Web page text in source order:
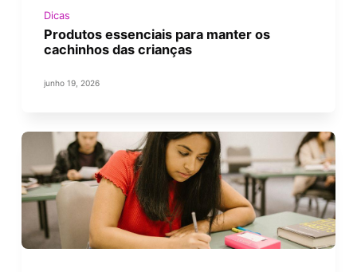
Dicas
Produtos essenciais para manter os
cachinhos das crianças
junho 19, 2026